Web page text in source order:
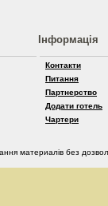
Інформація
Контакти
Питання
Партнерство
Додати готель
Чартери
материалів без